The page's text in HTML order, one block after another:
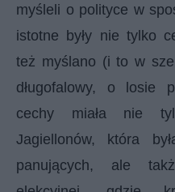
myśleli o polityce w
istotne były nie tylko
też myślano (i to w
długofalowy, o losie
cechy miała nie
Jagiellonów, która
panujących, ale